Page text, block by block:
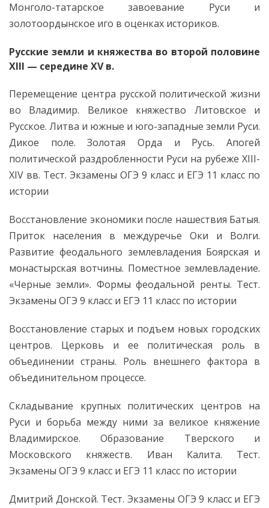
Монголо-татарское завоевание Руси и
золотоордынское иго в оценках историков.
Русские земли и княжества во второй половине
XIII — середине XV в.
Перемещение центра русской политической жизни
во Владимир. Великое княжество Литовское и
Русское. Литва и южные и юго-западные земли Руси.
Дикое поле. Золотая Орда и Русь. Апогей
политической раздробленности Руси на рубеже XIII-
XIV вв. Тест. Экзамены ОГЭ 9 класс и ЕГЭ 11 класс по
истории
Восстановление экономики после нашествия Батыя.
Приток населения в междуречье Оки и Волги.
Развитие феодального землевладения Боярская и
монастырская вотчины. Поместное землевладение.
«Черные земли». Формы феодальной ренты. Тест.
Экзамены ОГЭ 9 класс и ЕГЭ 11 класс по истории
Восстановление старых и подъем новых городских
центров. Церковь и ее политическая роль в
объединении страны. Роль внешнего фактора в
объединительном процессе.
Складывание крупных политических центров на
Руси и борьба между ними за великое княжение
Владимирское. Образование Тверского и
Московского княжеств. Иван Калита. Тест.
Экзамены ОГЭ 9 класс и ЕГЭ 11 класс по истории
Дмитрий Донской. Тест. Экзамены ОГЭ 9 класс и ЕГЭ